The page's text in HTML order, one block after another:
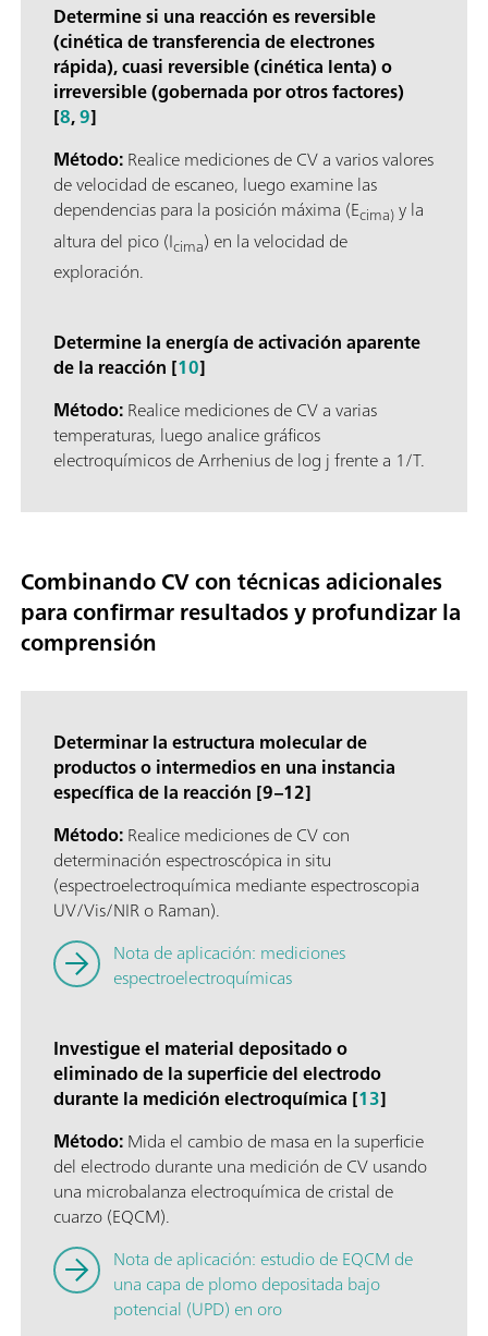
Determine si una reacción es reversible
(cinética de transferencia de electrones
rápida), cuasi reversible (cinética lenta) o
irreversible (gobernada por otros factores)
[8,9]
Método:Realice mediciones de CV a varios valores
de velocidad de escaneo, luego examine las
dependencias para la posición máxima (Ecima)y la
altura del pico (Icima) en la velocidad de
exploración.
Determine la energía de activación aparente
de la reacción [10]
Método:Realice mediciones de CV a varias
temperaturas, luego analice gráficos
electroquímicos de Arrhenius de log j frente a 1/T.
Combinando CV con técnicas adicionales
para confirmar resultados y profundizar la
comprensión
Determinar la estructura molecular de
productos o intermedios en una instancia
específica de la reacción [9–12]
Método:Realice mediciones de CV con
determinación espectroscópica in situ
(espectroelectroquímica mediante espectroscopia
UV/Vis/NIR o Raman).
Nota de aplicación: mediciones
espectroelectroquímicas
Investigue el material depositado o
eliminado de la superficie del electrodo
durante la medición electroquímica [13]
Método:Mida el cambio de masa en la superficie
del electrodo durante una medición de CV usando
una microbalanza electroquímica de cristal de
cuarzo (EQCM).
Nota de aplicación: estudio de EQCM de
una capa de plomo depositada bajo
potencial (UPD) en oro